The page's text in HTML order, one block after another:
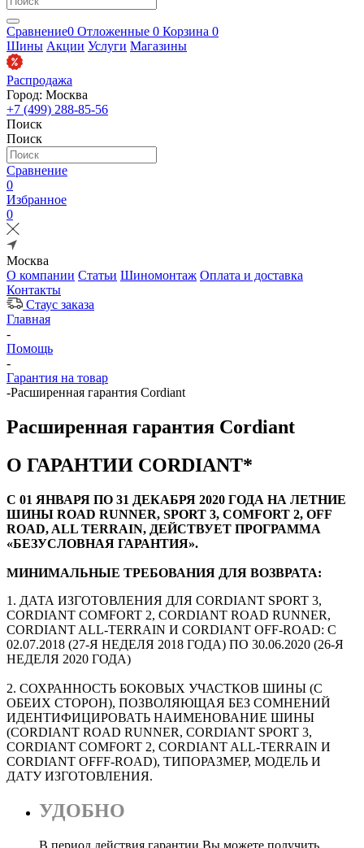
Сравнение0 Отложенные 0 Корзина 0
Шины Акции Услуги Магазины
Распродажа
Город: Москва
+7 (499) 288-85-56
Поиск
Поиск
Сравнение
0
Избранное
0
Москва
О компании Статьи Шиномонтаж Оплата и доставка
Контакты
Стаус заказа
Главная
-
Помощь
-
Гарантия на товар
-Расширенная гарантия Cordiant
Расширенная гарантия Cordiant
О ГАРАНТИИ CORDIANT*
C 01 ЯНВАРЯ ПО 31 ДЕКАБРЯ 2020 ГОДА НА ЛЕТНИЕ
ШИНЫ ROAD RUNNER, SPORT 3, COMFORT 2, OFF
ROAD, ALL TERRAIN, ДЕЙСТВУЕТ ПРОГРАММА
«БЕЗУСЛОВНАЯ ГАРАНТИЯ».
МИНИМАЛЬНЫЕ ТРЕБОВАНИЯ ДЛЯ ВОЗВРАТА:
1. ДАТА ИЗГОТОВЛЕНИЯ ДЛЯ CORDIANT SPORT 3,
CORDIANT COMFORT 2, CORDIANT ROAD RUNNER,
CORDIANT ALL-TERRAIN И CORDIANT OFF-ROAD: С
02.07.2018 (27-Я НЕДЕЛЯ 2018 ГОДА) ПО 30.06.2020 (26-Я
НЕДЕЛЯ 2020 ГОДА)
2. СОХРАННОСТЬ БОКОВЫХ УЧАСТКОВ ШИНЫ (С
ОБЕИХ СТОРОН), ПОЗВОЛЯЮЩАЯ БЕЗ СОМНЕНИЙ
ИДЕНТИФИЦИРОВАТЬ НАИМЕНОВАНИЕ ШИНЫ
(CORDIANT ROAD RUNNER, CORDIANT SPORT 3,
CORDIANT COMFORT 2, CORDIANT ALL-TERRAIN И
CORDIANT OFFF-ROAD), ТИПОРАЗМЕР, МОДЕЛЬ И
ДАТУ ИЗГОТОВЛЕНИЯ.
УДОБНО
В период действия гарантии Вы можете получить